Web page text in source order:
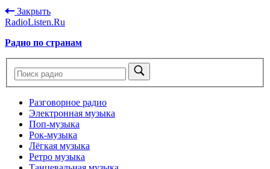
Закрыть
RadioListen.Ru
Радио по странам
Разговорное радио
Электронная музыка
Поп-музыка
Рок-музыка
Лёгкая музыка
Ретро музыка